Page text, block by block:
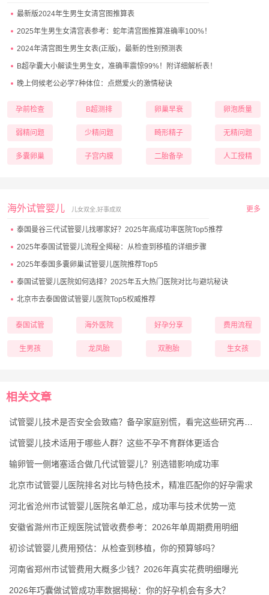
最新版2024年生男生女清宫图推算表
2025年生男生女清宫表参考：蛇年清宫图推算准确率100%！
2024年清宫图生男生女表(正版)，最新的性别预测表
B超孕囊大小解读生男生女，准确率震惊99%！附详细解析表！
晚上伺候老公必学7种体位：点燃爱火的激情秘诀
孕前检查 B超测排 卵巢早衰 卵泡质量
弱精问题 少精问题 畸形精子 无精问题
多囊卵巢 子宫内膜 二胎备孕 人工授精
海外试管婴儿 儿女双全,好事成双 更多
泰国曼谷三代试管婴儿找哪家好？2025年高成功率医院Top5推荐
2025年泰国试管婴儿流程全揭秘：从检查到移植的详细步骤
2025年泰国多囊卵巢试管婴儿医院推荐Top5
泰国试管婴儿医院如何选择？2025年五大热门医院对比与避坑秘诀
北京市去泰国做试管婴儿医院Top5权威推荐
泰国试管 海外医院 好孕分享 费用流程
生男孩 龙凤胎 双胞胎 生女孩
相关文章
试管婴儿技术是否安全会致癌？备孕家庭别慌，看完这些研究再决定
试管婴儿技术适用于哪些人群？这些不孕不育群体更适合
输卵管一侧堵塞适合做几代试管婴儿？别选错影响成功率
北京市试管婴儿医院排名对比与特色技术，精准匹配你的好孕需求
河北省沧州市试管婴儿医院名单汇总，成功率与技术优势一览
安徽省滁州市正规医院试管收费参考：2026年单周期费用明细
初诊试管婴儿费用预估：从检查到移植，你的预算够吗？
河南省郑州市试管费用大概多少钱？2026年真实花费明细曝光
2026年巧囊做试管成功率数据揭秘：你的好孕机会有多大？